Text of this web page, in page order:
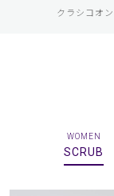
クラシコオ
WOMEN
SCRUB